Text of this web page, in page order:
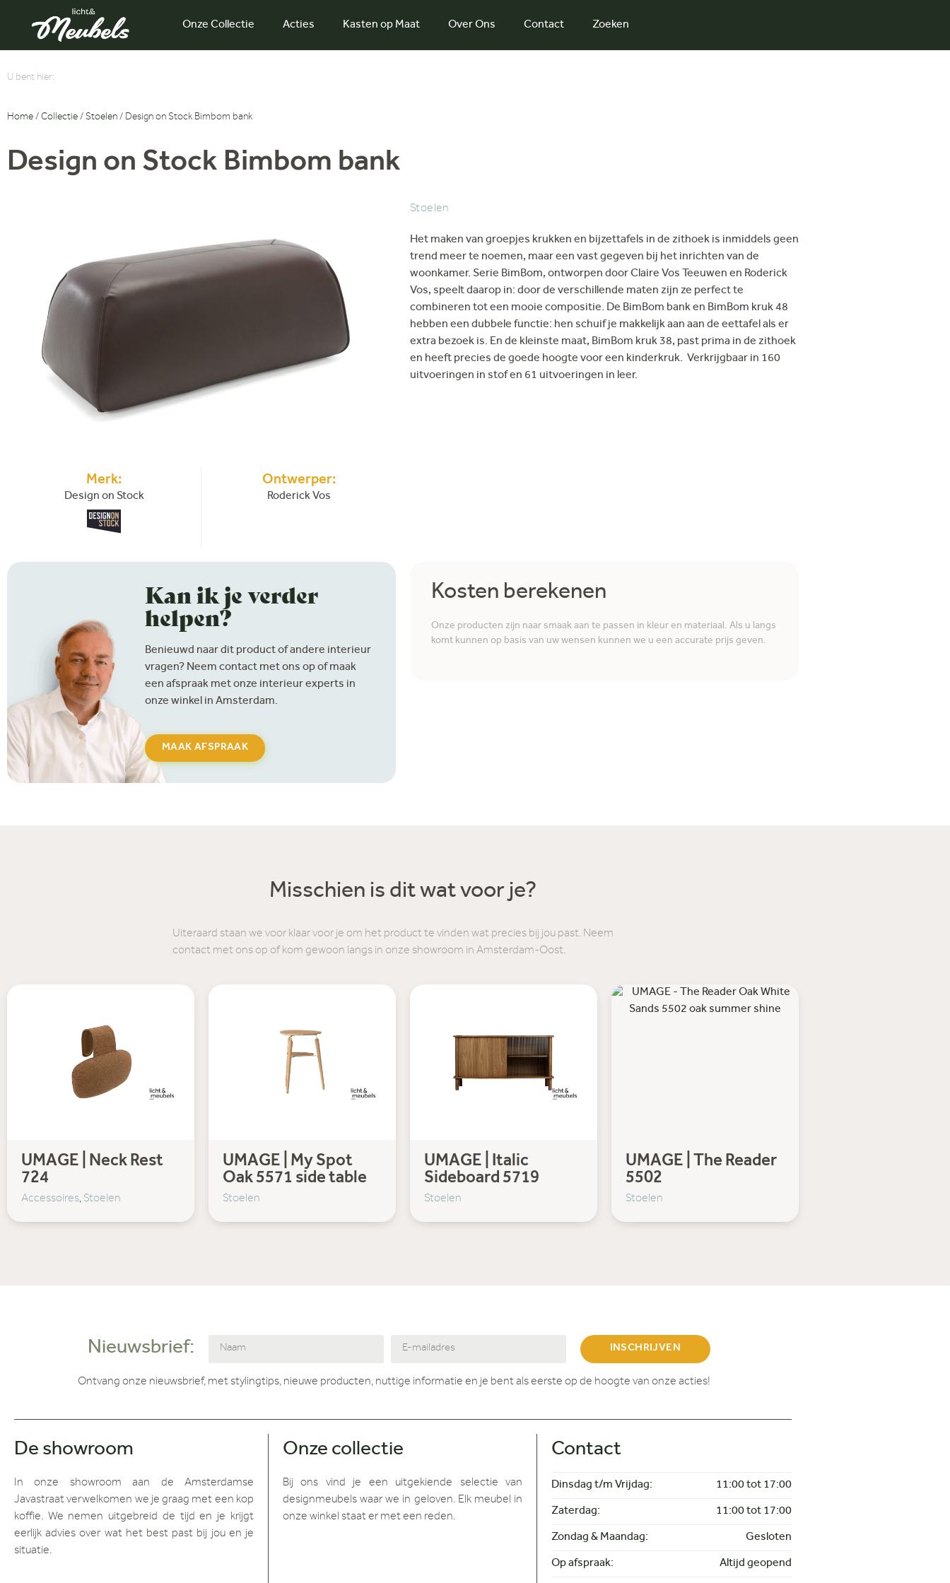
Onze Collectie Acties Kasten op Maat Over Ons Contact Zoeken
U bent hier:
Home / Collectie / Stoelen / Design on Stock Bimbom bank
Design on Stock Bimbom bank
Merk:
Design on Stock
Ontwerper:
Roderick Vos
Stoelen
Het maken van groepjes krukken en bijzettafels in de zithoek is inmiddels geen
trend meer te noemen, maar een vast gegeven bij het inrichten van de
woonkamer. Serie BimBom, ontworpen door Claire Vos Teeuwen en Roderick
Vos, speelt daarop in: door de verschillende maten zijn ze perfect te
combineren tot een mooie compositie. De BimBom bank en BimBom kruk 48
hebben een dubbele functie: hen schuif je makkelijk aan aan de eettafel als er
extra bezoek is. En de kleinste maat, BimBom kruk 38, past prima in de zithoek
en heeft precies de goede hoogte voor een kinderkruk. Verkrijgbaar in 160
uitvoeringen in stof en 61 uitvoeringen in leer.
Kan ik je verder
helpen?
Benieuwd naar dit product of andere interieur
vragen? Neem contact met ons op of maak
een afspraak met onze interieur experts in
onze winkel in Amsterdam.
MAAK AFSPRAAK
Kosten berekenen
Onze producten zijn naar smaak aan te passen in kleur en materiaal. Als u langs
komt kunnen op basis van uw wensen kunnen we u een accurate prijs geven.
Misschien is dit wat voor je?
Uiteraard staan we voor klaar voor je om het product te vinden wat precies bij jou past. Neem
contact met ons op of kom gewoon langs in onze showroom in Amsterdam-Oost.
UMAGE | Neck Rest
724
Accessoires, Stoelen
UMAGE | My Spot
Oak 5571 side table
Stoelen
UMAGE | Italic
Sideboard 5719
Stoelen
UMAGE | The Reader
5502
Stoelen
Nieuwsbrief: INSCHRIJVEN
Ontvang onze nieuwsbrief, met stylingtips, nieuwe producten, nuttige informatie en je bent als eerste op de hoogte van onze acties!
De showroom
In onze showroom aan de Amsterdamse
Javastraat verwelkomen we je graag met een kop
koffie. We nemen uitgebreid de tijd en je krijgt
eerlijk advies over wat het best past bij jou en je
situatie.
Onze collectie
Bij ons vind je een uitgekiende selectie van
designmeubels waar we in geloven. Elk meubel in
onze winkel staat er met een reden.
Contact
Dinsdag t/m Vrijdag: 11:00 tot 17:00
Zaterdag: 11:00 tot 17:00
Zondag & Maandag: Gesloten
Op afspraak: Altijd geopend